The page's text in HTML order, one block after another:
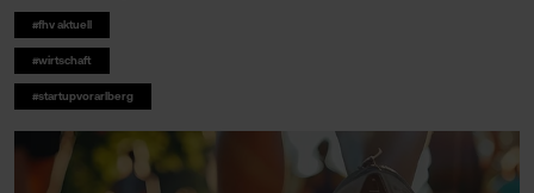
#fhv aktuell
#wirtschaft
#startupvorarlberg